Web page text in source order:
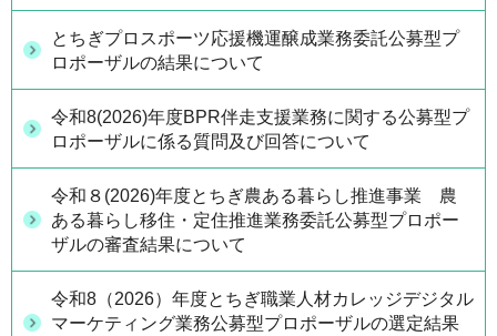
とちぎプロスポーツ応援機運醸成業務委託公募型プ
ロポーザルの結果について
令和8(2026)年度BPR伴走支援業務に関する公募型プ
ロポーザルに係る質問及び回答について
令和８(2026)年度とちぎ農ある暮らし推進事業 農
ある暮らし移住・定住推進業務委託公募型プロポー
ザルの審査結果について
令和8（2026）年度とちぎ職業人材カレッジデジタル
マーケティング業務公募型プロポーザルの選定結果